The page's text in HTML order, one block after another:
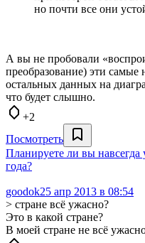
но почти все они
А вы не пробовали
преобразование) эти
остальных данных на
что будет слышно.
+2
Посмотреть
Планируете ли вы навсегда
года?
goodok25 апр 2013 в 08:54
> стране всё ужасно?
Это в какой стране?
В моей стране не всё